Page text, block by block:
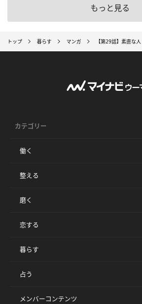
もっと見る
トップ 暮らす マンガ 【第29話】素直な人
カテゴリー
働く
整える
磨く
恋する
暮らす
占う
メンバーコンテンツ